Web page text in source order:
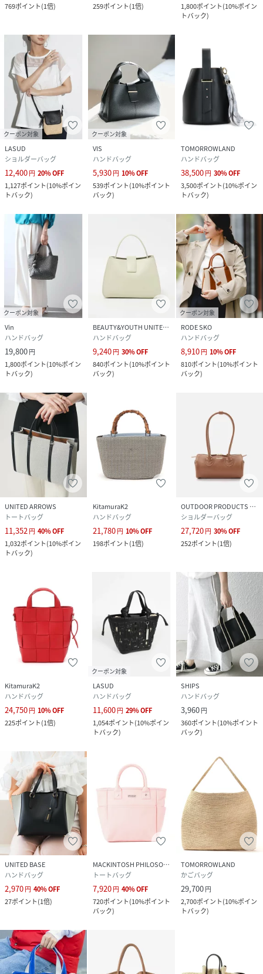
769ポイント(1倍)
259ポイント(1倍)
1,800ポイント(10%ポイン
トバック)
クーポン対象
LASUD
ショルダーバッグ
12,400円 20%OFF
1,127ポイント(10%ポイン
トバック)
クーポン対象
VIS
ハンドバッグ
5,930円 10%OFF
539ポイント(10%ポイント
バック)
TOMORROWLAND
ハンドバッグ
38,500円 30%OFF
3,500ポイント(10%ポイン
トバック)
クーポン対象
Vin
ハンドバッグ
19,800円
1,800ポイント(10%ポイン
トバック)
BEAUTY&YOUTH UNITED ARROWS
ハンドバッグ
9,240円 30%OFF
840ポイント(10%ポイント
バック)
クーポン対象
RODE SKO
ハンドバッグ
8,910円 10%OFF
810ポイント(10%ポイント
バック)
UNITED ARROWS
トートバッグ
11,352円 40%OFF
1,032ポイント(10%ポイン
トバック)
KitamuraK2
ハンドバッグ
21,780円 10%OFF
198ポイント(1倍)
OUTDOOR PRODUCTS Usual Things
ショルダーバッグ
27,720円 30%OFF
252ポイント(1倍)
KitamuraK2
ハンドバッグ
24,750円 10%OFF
225ポイント(1倍)
クーポン対象
LASUD
ハンドバッグ
11,600円 29%OFF
1,054ポイント(10%ポイン
トバック)
SHIPS
ハンドバッグ
3,960円
360ポイント(10%ポイント
バック)
UNITED BASE
ハンドバッグ
2,970円 40%OFF
27ポイント(1倍)
MACKINTOSH PHILOSOPHY
トートバッグ
7,920円 40%OFF
720ポイント(10%ポイント
バック)
TOMORROWLAND
かごバッグ
29,700円
2,700ポイント(10%ポイン
トバック)